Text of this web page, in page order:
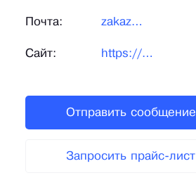
Почта: zakaz@masterts.ru
Сайт: https://masterts.ru/
Отправить сообщение
Запросить прайс-лист